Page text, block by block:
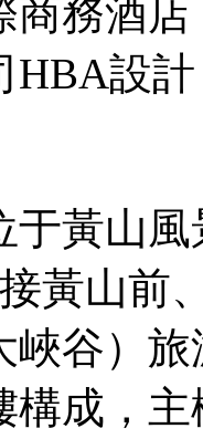
商務酒
HBA設
于黃山
黃山前
峽谷）
構成，